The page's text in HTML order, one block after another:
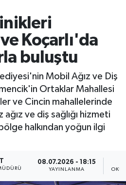
Koçarlı'da
buluştu
Mobil Ağız ve Diş
Ortaklar Mahallesi
ve Cincin mahallelerinde
ve diş sağlığı hizmeti
halkından yoğun ilgi
08.07.2026 - 18:15
YAYINLANMA